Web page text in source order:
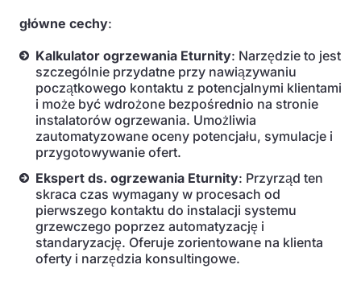
główne cechy:
Kalkulator ogrzewania Eturnity: Narzędzie to jest
szczególnie przydatne przy nawiązywaniu
początkowego kontaktu z potencjalnymi klientami
i może być wdrożone bezpośrednio na stronie
instalatorów ogrzewania. Umożliwia
zautomatyzowane oceny potencjału, symulacje i
przygotowywanie ofert.
Ekspert ds. ogrzewania Eturnity: Przyrząd ten
skraca czas wymagany w procesach od
pierwszego kontaktu do instalacji systemu
grzewczego poprzez automatyzację i
standaryzację. Oferuje zorientowane na klienta
oferty i narzędzia konsultingowe.